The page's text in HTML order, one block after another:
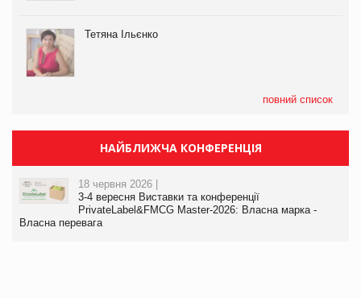
Тетяна Ільєнко
повний список
НАЙБЛИЖЧА КОНФЕРЕНЦІЯ
18 червня 2026 |
3-4 вересня Виставки та конференції
PrivateLabel&FMCG Master-2026: Власна марка -
Власна перевага